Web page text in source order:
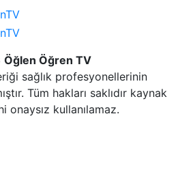
Öğlen Öğren TV
sağlık profesyonellerinin
Tüm hakları saklıdır kaynak
onaysız kullanılamaz.